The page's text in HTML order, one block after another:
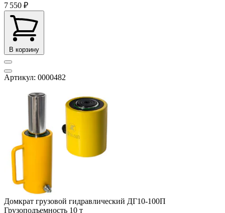
7 550 ₽
В корзину
Артикул: 0000482
Домкрат грузовой гидравлический ДГ10-100П
Грузоподъемность 10 т